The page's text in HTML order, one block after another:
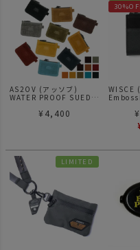
AS2OV (アッソブ)
WATER PROOF SUEDE
¥ 4,400
WISCE
¥
LIMITED